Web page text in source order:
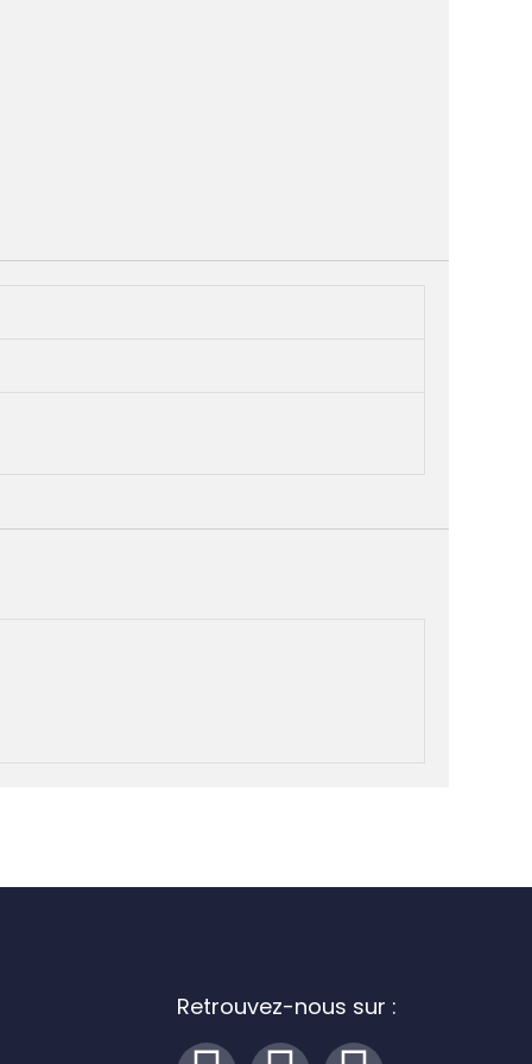
Retrouvez-nous sur :